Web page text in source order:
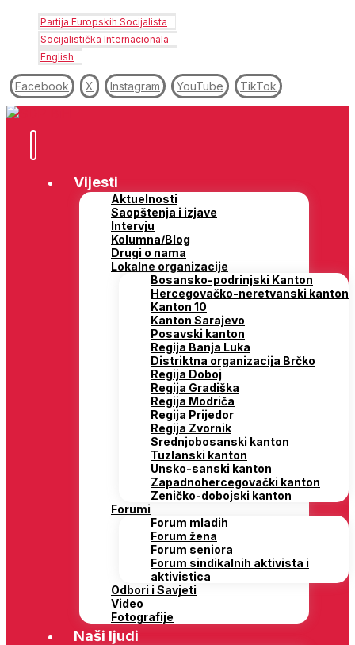
Partija Europskih Socijalista
Socijalistička Internacionala
English
Facebook X Instagram YouTube TikTok
Vijesti
Aktuelnosti
Saopštenja i izjave
Intervju
Kolumna/Blog
Drugi o nama
Lokalne organizacije
Bosansko-podrinjski Kanton
Hercegovačko-neretvanski kanton
Kanton 10
Kanton Sarajevo
Posavski kanton
Regija Banja Luka
Distriktna organizacija Brčko
Regija Doboj
Regija Gradiška
Regija Modriča
Regija Prijedor
Regija Zvornik
Srednjobosanski kanton
Tuzlanski kanton
Unsko-sanski kanton
Zapadnohercegovački kanton
Zeničko-dobojski kanton
Forumi
Forum mladih
Forum žena
Forum seniora
Forum sindikalnih aktivista i
aktivistica
Odbori i Savjeti
Video
Fotografije
Naši ljudi